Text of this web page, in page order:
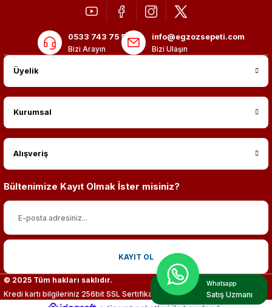
0533 743 75 56
Bizi Arayın
info@egzozsepeti.com
Bizi Ulaşın
Üyelik
Kurumsal
Alışveriş
Bültenimize Kayıt Olmak İster misiniz?
KAYIT OL
© 2025 Tüm hakları saklıdır.
Kredi kartı bilgileriniz 256bit SSL Sertifikası ile %100 koruma altındadır.
Whatsapp
Satış Uzmanı